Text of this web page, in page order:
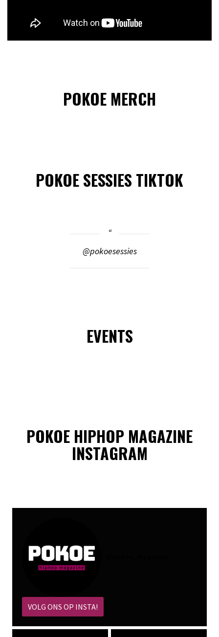
POKOE MERCH
POKOE SESSIES TIKTOK
@pokoesessies
EVENTS
POKOE HIPHOP MAGAZINE
INSTAGRAM
VOLG ONS OP INSTA!